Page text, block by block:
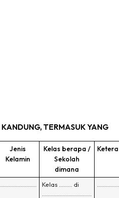
TERMASUK YANG
Jenis
Kelamin
Kelas berapa /
Sekolah
dimana
Kelas ……… di